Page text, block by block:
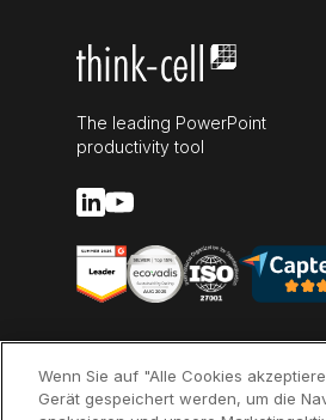
The leading PowerPoint
productivity tool
Wenn Sie auf "Alle Cookies
Gerät gespeichert werden, um die